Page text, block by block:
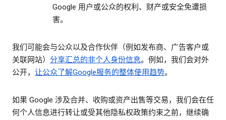
Google 用户或公众的权利、财产或安全免遭损
害。
我们可能会与公众以及合作伙伴（例如发布商、广告客户或
关联网站） 分享汇总的非个人身份信息。例如，我们会对外
公开， 让公众了解Google服务的整体使用趋势。
如果 Google 涉及合并、收购或资产出售等交易，我们会在任
何个人信息进行转让或受其他隐私权政策约束之前，继续确